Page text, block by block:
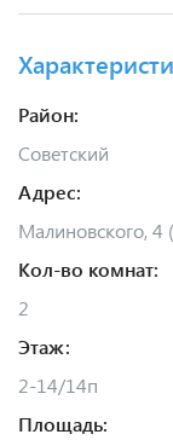
Район:
Советский
Адрес:
Малиновского, 4
Кол-во комнат:
2
Этаж:
2-14/14п
Площадь: